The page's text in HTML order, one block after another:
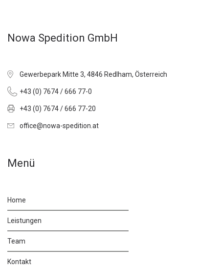
Nowa Spedition GmbH
Gewerbepark Mitte 3, 4846 Redlham, Österreich
+43 (0) 7674 / 666 77-0
+43 (0) 7674 / 666 77-20
office@nowa-spedition.at
Menü
Home
Leistungen
Team
Kontakt